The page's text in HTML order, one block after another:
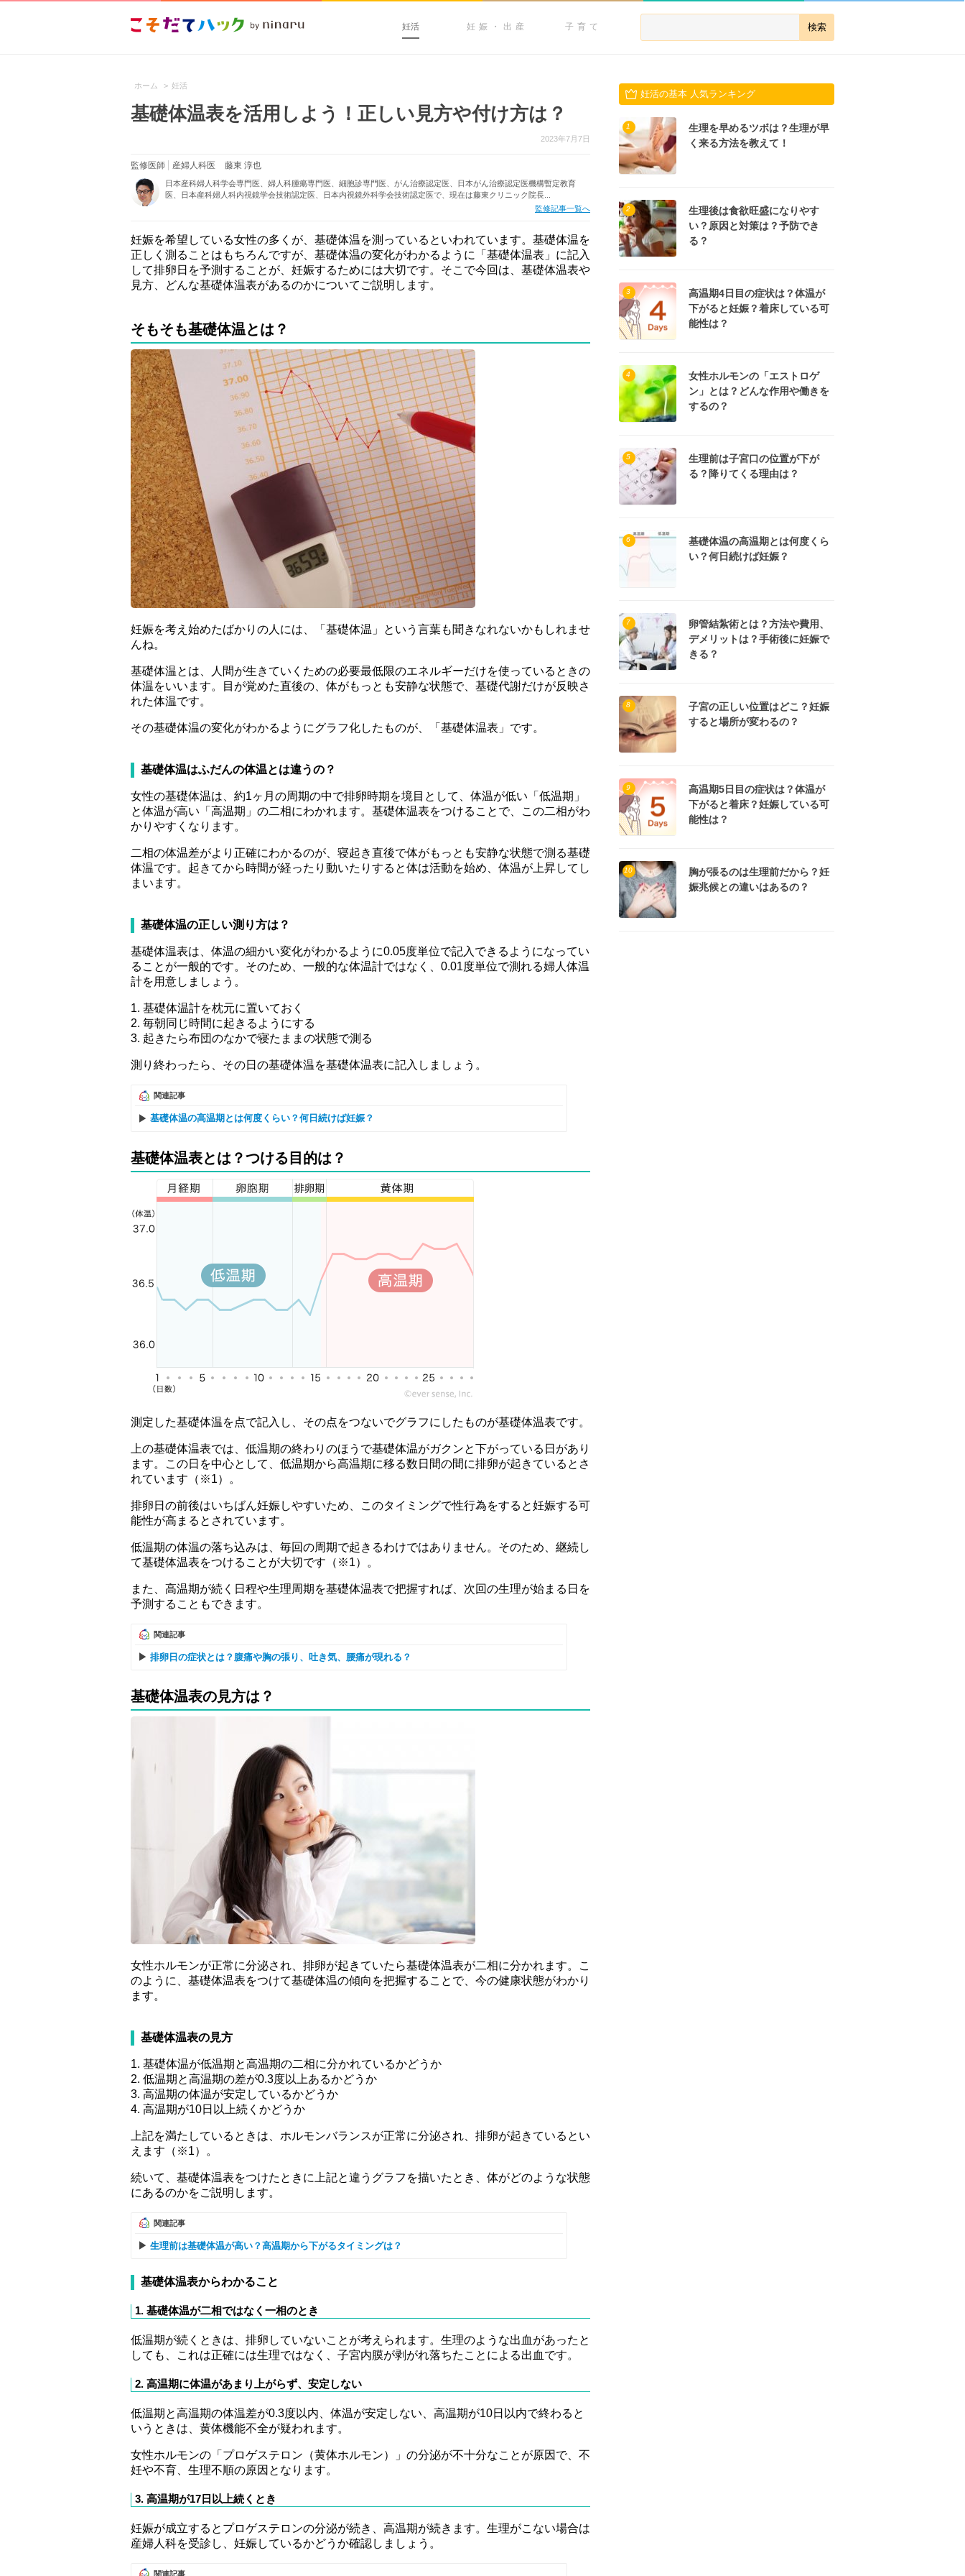
妊活 妊娠・出産 子育て
ホーム > 妊活
基礎体温表を活用しよう！正しい見方や付け方は？
2023年7月7日
監修医師 産婦人科医 藤東 淳也
日本産科婦人科学会専門医、婦人科腫瘍専門医、細胞診専門医、がん治療認定医、日本がん治療認定医機構暫定教育
医、日本産科婦人科内視鏡学会技術認定医、日本内視鏡外科学会技術認定医で、現在は藤東クリニック院長...
監修記事一覧へ
妊娠を希望している女性の多くが、基礎体温を測っているといわれています。基礎体温を
正しく測ることはもちろんですが、基礎体温の変化がわかるように「基礎体温表」に記入
して排卵日を予測することが、妊娠するためには大切です。そこで今回は、基礎体温表や
見方、どんな基礎体温表があるのかについてご説明します。
そもそも基礎体温とは？
妊娠を考え始めたばかりの人には、「基礎体温」という言葉も聞きなれないかもしれませ
んね。
基礎体温とは、人間が生きていくための必要最低限のエネルギーだけを使っているときの
体温をいいます。目が覚めた直後の、体がもっとも安静な状態で、基礎代謝だけが反映さ
れた体温です。
その基礎体温の変化がわかるようにグラフ化したものが、「基礎体温表」です。
基礎体温はふだんの体温とは違うの？
女性の基礎体温は、約1ヶ月の周期の中で排卵時期を境目として、体温が低い「低温期」
と体温が高い「高温期」の二相にわかれます。基礎体温表をつけることで、この二相がわ
かりやすくなります。
二相の体温差がより正確にわかるのが、寝起き直後で体がもっとも安静な状態で測る基礎
体温です。起きてから時間が経ったり動いたりすると体は活動を始め、体温が上昇してし
まいます。
基礎体温の正しい測り方は？
基礎体温表は、体温の細かい変化がわかるように0.05度単位で記入できるようになってい
ることが一般的です。そのため、一般的な体温計ではなく、0.01度単位で測れる婦人体温
計を用意しましょう。
1. 基礎体温計を枕元に置いておく
2. 毎朝同じ時間に起きるようにする
3. 起きたら布団のなかで寝たままの状態で測る
測り終わったら、その日の基礎体温を基礎体温表に記入しましょう。
関連記事
基礎体温の高温期とは何度くらい？何日続けば妊娠？
基礎体温表とは？つける目的は？
測定した基礎体温を点で記入し、その点をつないでグラフにしたものが基礎体温表です。
上の基礎体温表では、低温期の終わりのほうで基礎体温がガクンと下がっている日があり
ます。この日を中心として、低温期から高温期に移る数日間の間に排卵が起きているとさ
れています（※1）。
排卵日の前後はいちばん妊娠しやすいため、このタイミングで性行為をすると妊娠する可
能性が高まるとされています。
低温期の体温の落ち込みは、毎回の周期で起きるわけではありません。そのため、継続し
て基礎体温表をつけることが大切です（※1）。
また、高温期が続く日程や生理周期を基礎体温表で把握すれば、次回の生理が始まる日を
予測することもできます。
関連記事
排卵日の症状とは？腹痛や胸の張り、吐き気、腰痛が現れる？
基礎体温表の見方は？
女性ホルモンが正常に分泌され、排卵が起きていたら基礎体温表が二相に分かれます。こ
のように、基礎体温表をつけて基礎体温の傾向を把握することで、今の健康状態がわかり
ます。
基礎体温表の見方
1. 基礎体温が低温期と高温期の二相に分かれているかどうか
2. 低温期と高温期の差が0.3度以上あるかどうか
3. 高温期の体温が安定しているかどうか
4. 高温期が10日以上続くかどうか
上記を満たしているときは、ホルモンバランスが正常に分泌され、排卵が起きているとい
えます（※1）。
続いて、基礎体温表をつけたときに上記と違うグラフを描いたとき、体がどのような状態
にあるのかをご説明します。
関連記事
生理前は基礎体温が高い？高温期から下がるタイミングは？
基礎体温表からわかること
1. 基礎体温が二相ではなく一相のとき
低温期が続くときは、排卵していないことが考えられます。生理のような出血があったと
しても、これは正確には生理ではなく、子宮内膜が剥がれ落ちたことによる出血です。
2. 高温期に体温があまり上がらず、安定しない
低温期と高温期の体温差が0.3度以内、体温が安定しない、高温期が10日以内で終わると
いうときは、黄体機能不全が疑われます。
女性ホルモンの「プロゲステロン（黄体ホルモン）」の分泌が不十分なことが原因で、不
妊や不育、生理不順の原因となります。
3. 高温期が17日以上続くとき
妊娠が成立するとプロゲステロンの分泌が続き、高温期が続きます。生理がこない場合は
産婦人科を受診し、妊娠しているかどうか確認しましょう。
関連記事
妊活の基本 人気ランキング
1
生理を早めるツボは？生理が早
く来る方法を教えて！
2
生理後は食欲旺盛になりやす
い？原因と対策は？予防でき
る？
3
高温期4日目の症状は？体温が
下がると妊娠？着床している可
能性は？
4
女性ホルモンの「エストロゲ
ン」とは？どんな作用や働きを
するの？
5
生理前は子宮口の位置が下が
る？降りてくる理由は？
6
基礎体温の高温期とは何度くら
い？何日続けば妊娠？
7
卵管結紮術とは？方法や費用、
デメリットは？手術後に妊娠で
きる？
8
子宮の正しい位置はどこ？妊娠
すると場所が変わるの？
9
高温期5日目の症状は？体温が
下がると着床？妊娠している可
能性は？
10
胸が張るのは生理前だから？妊
娠兆候との違いはあるの？